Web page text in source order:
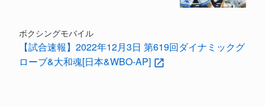
ボクシングモバイル
【試合速報】2022年12月3日 第619回ダイナミックグ
ローブ&大和魂[日本&WBO-AP]